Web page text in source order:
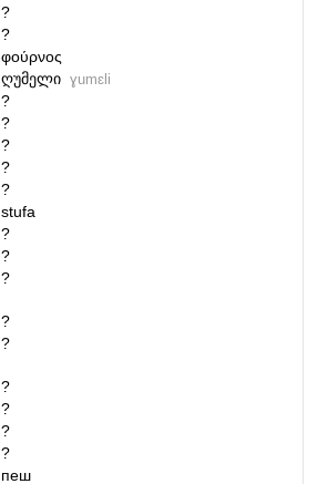
?
?
φούρνος
ღუმელი ɣumɛli
?
?
?
?
?
stufa
?
?
?
?
?
?
?
?
?
пеш